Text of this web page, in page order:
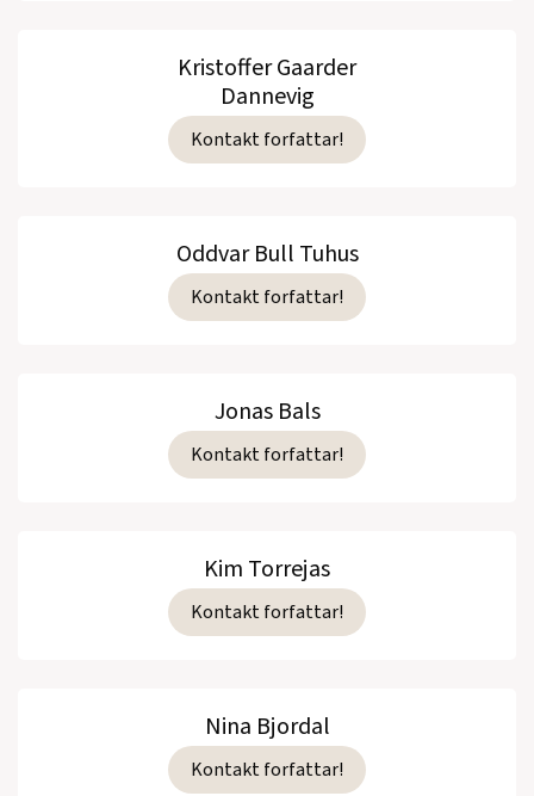
Kristoffer Gaarder
Dannevig
Kontakt forfattar!
Oddvar Bull Tuhus
Kontakt forfattar!
Jonas Bals
Kontakt forfattar!
Kim Torrejas
Kontakt forfattar!
Nina Bjordal
Kontakt forfattar!